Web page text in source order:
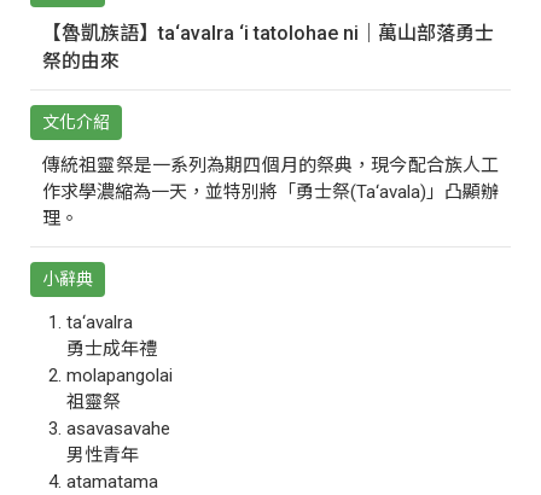
【魯凱族語】ta‘avalra ‘i tatolohae ni｜萬山部落勇士
祭的由來
文化介紹
傳統祖靈祭是一系列為期四個月的祭典，現今配合族人工
作求學濃縮為一天，並特別將「勇士祭(Ta‘avala)」凸顯辦
理。
小辭典
ta‘avalra
勇士成年禮
molapangolai
祖靈祭
asavasavahe
男性青年
atamatama